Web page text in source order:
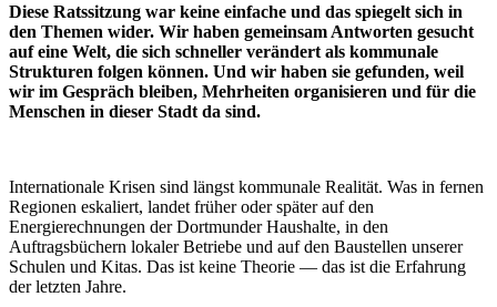
Diese Ratssitzung war keine einfache und das spiegelt sich in
den Themen wider. Wir haben gemeinsam Antworten gesucht
auf eine Welt, die sich schneller verändert als kommunale
Strukturen folgen können. Und wir haben sie gefunden, weil
wir im Gespräch bleiben, Mehrheiten organisieren und für die
Menschen in dieser Stadt da sind.
Internationale Krisen sind längst kommunale Realität. Was in fernen
Regionen eskaliert, landet früher oder später auf den
Energierechnungen der Dortmunder Haushalte, in den
Auftragsbüchern lokaler Betriebe und auf den Baustellen unserer
Schulen und Kitas. Das ist keine Theorie — das ist die Erfahrung
der letzten Jahre.